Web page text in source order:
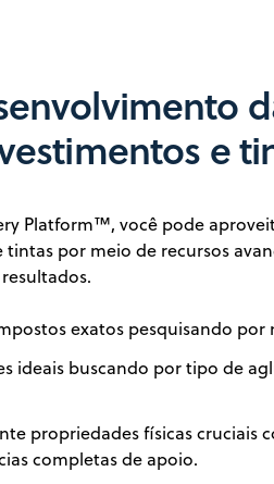
e
Platform™, você pode
por meio de recursos
exatos pesquisando
ideais buscando por tipo de
propriedades físicas cruciais
completas de apoio.